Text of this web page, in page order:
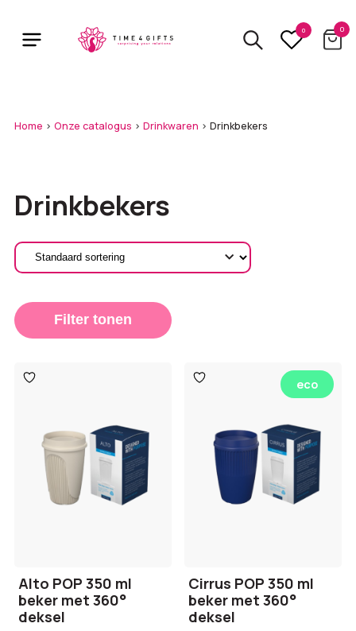
main
0 0
Home > Onze catalogus > Drinkwaren > Drinkbekers
Drinkbekers
Filter tonen
Toevoegen
aan
Alto POP 350 ml
beker met 360°
deksel
Toevoegen
aan eco
Cirrus POP 350 ml
beker met 360°
deksel